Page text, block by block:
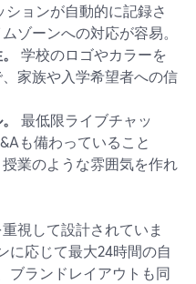
ションが自動的に記録さ
ゾーンへの対応が容易。
学校のロゴやカラーを
家族や入学希望者への信
最低限ライブチャッ
も備わっていること
業のような雰囲気を作れ
視して設計されていま
に応じて最大24時間の自
ブランドレイアウトも同